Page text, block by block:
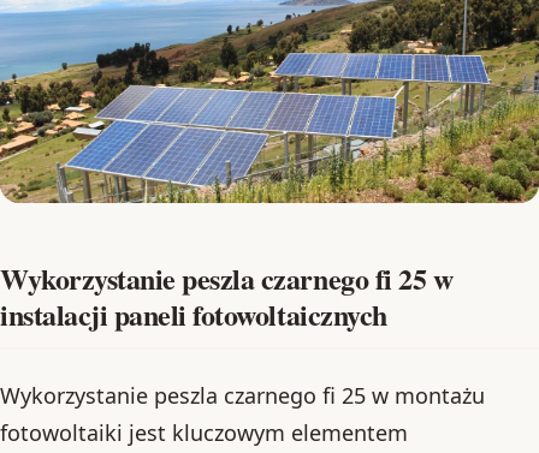
Wykorzystanie peszla czarnego fi 25 w
instalacji paneli fotowoltaicznych
Wykorzystanie peszla czarnego fi 25 w montażu
fotowoltaiki jest kluczowym elementem